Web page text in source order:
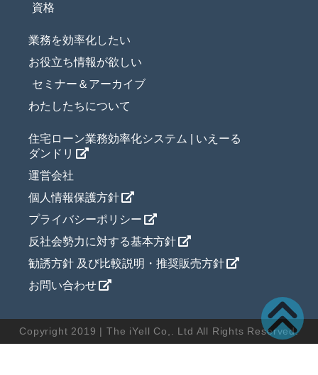
資格
業務を効率化したい
お役立ち情報が欲しい
セミナー＆アーカイブ
わたしたちについて
住宅ローン業務効率化システム | いえーる
ダンドリ
運営会社
個人情報保護方針
プライバシーポリシー
反社会勢力に対する基本方針
勧誘方針 及び比較説明・推奨販売方針
お問い合わせ
Copyright 2019 | The iYell Co,. Ltd All Rights Reserved.